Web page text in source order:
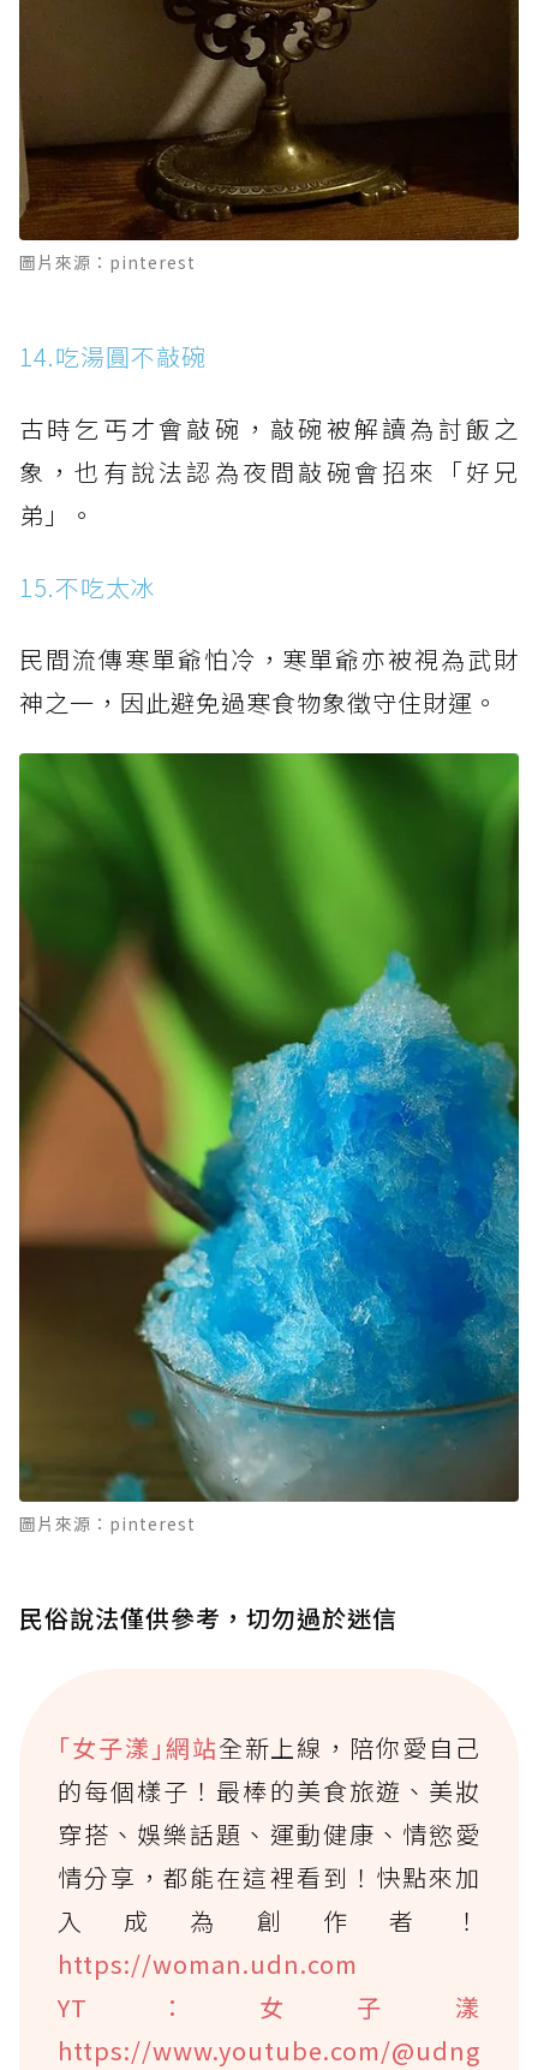
圖片來源：pinterest
14.吃湯圓不敲碗
古時乞丐才會敲碗，敲碗被解讀為討飯之
象，也有說法認為夜間敲碗會招來「好兄
弟」。
15.不吃太冰
民間流傳寒單爺怕冷，寒單爺亦被視為武財
神之一，因此避免過寒食物象徵守住財運。
圖片來源：pinterest
民俗說法僅供參考，切勿過於迷信
｢女子漾｣網站全新上線，陪你愛自己
的每個樣子！最棒的美食旅遊、美妝
穿搭、娛樂話題、運動健康、情慾愛
情分享，都能在這裡看到！快點來加
入成為創作者！
https://woman.udn.com
YT：女子漾
https://www.youtube.com/@udng